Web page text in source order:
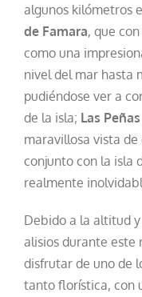
algunos kilómetros
de Famara, que
como una
nivel del mar hasta
pudiéndose ver a
de la isla; Las
maravillosa vista de
conjunto con la isla
realmente
Debido a la altitud
alisios durante este
disfrutar de uno de
tanto florística, con